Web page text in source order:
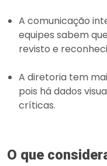
A comunicação
equipes sabem
revisto e
A diretoria tem
pois há dados
críticas.
O que